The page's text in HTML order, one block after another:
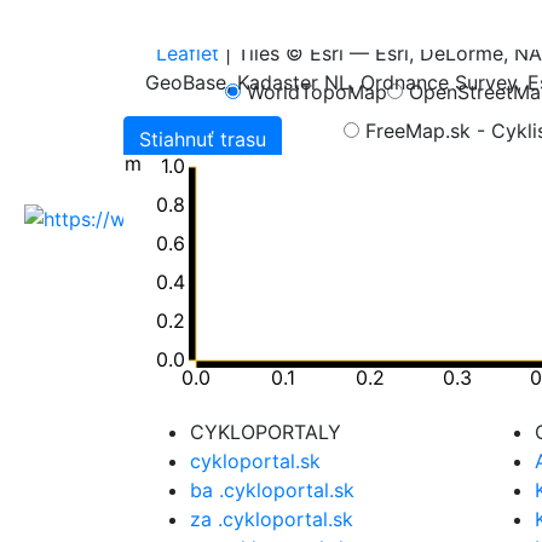
WorldTopoMap
FreeMap.sk -
0.0 0.1 0.2 0.3
0.0
0.2
0.4
0.6
0.8
1.0
m
Leaflet | Tiles © Esri — Esri, DeLorme,
GeoBase, Kadaster NL, Ordnance Survey,
Stiahnuť trasu
Všetky publikované dáta na portáli sú
chránené v zmysle autorského zákona,
Slovenského cykloklubu.
CYKLOPORTALY
cykloportal.sk
ba .cykloportal.sk
za .cykloportal.sk